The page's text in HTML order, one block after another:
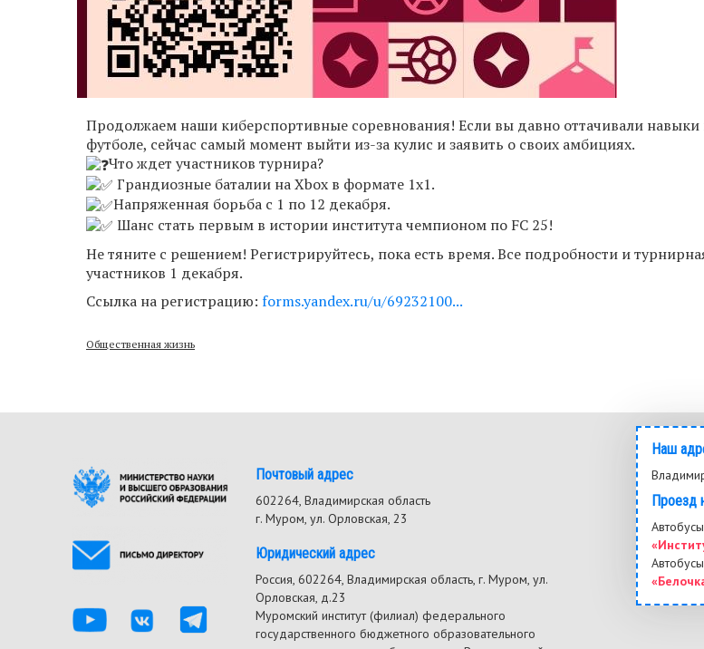
Продолжаем наши киберспортивные соревнования! Если вы давно оттачивали навыки
футболе, сейчас самый момент выйти из-за кулис и заявить о своих амбициях.
Что ждет участников турнира?
Грандиозные баталии на Xbox в формате 1х1.
Напряженная борьба с 1 по 12 декабря.
Шанс стать первым в истории института чемпионом по FC 25!
Не тяните с решением! Регистрируйтесь, пока есть время. Все подробности и
участников 1 декабря.
Ссылка на регистрацию: forms.yandex.ru/u/69232100...
Общественная жизнь
Почтовый адрес
602264, Владимирская область
г. Муром, ул. Орловская, 23
Юридический адрес
Россия, 602264, Владимирская область, г. Муром, ул.
Орловская, д.23
Муромский институт (филиал) федерального
государственного бюджетного образовательного
Наш
Проезд